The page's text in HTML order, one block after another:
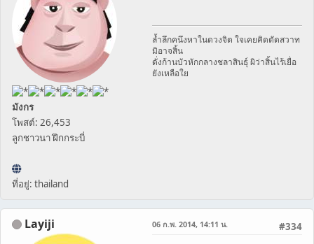
มังกร
โพสต์: 26,453
ลูกชาวนา ฝึกกระบี่
ที่อยู่: thailand
ล้ำลึกคนึงหาในดวงจิต ใจเคยคิดตัดสวาท
มิอาจสิ้น
ดั่งก้านบัวหักกลางชลาสินธุ์ ผิว่าสิ้นไร้เยื่อ
ยังเหลือใย
Layiji #334
06 ก.พ. 2014, 14:11 น.